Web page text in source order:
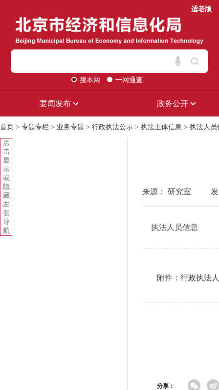
适老版
搜本网 一网通查
要闻发布 政务公开
首页 > 专题专栏 > 业务专题 > 行政执法公示 > 执法主体信息 > 执法人员
点
击
显
示
或
隐
藏
左
侧
导
航
来源： 研究室
执法人员信息
附件： 行政执法
分享：